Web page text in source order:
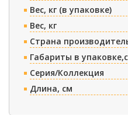
Вес, кг (в упаковке)
Вес, кг
Страна
Габариты в
Серия/Коллекция
Длина, см